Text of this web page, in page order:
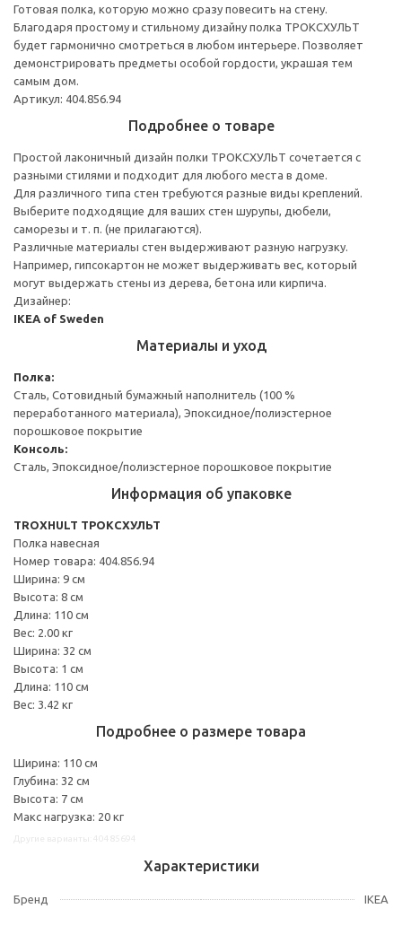
Готовая полка, которую можно сразу повесить на стену.
Благодаря простому и стильному дизайну полка ТРОКСХУЛЬТ
будет гармонично смотреться в любом интерьере. Позволяет
демонстрировать предметы особой гордости, украшая тем
самым дом.
Артикул: 404.856.94
Подробнее о товаре
Простой лаконичный дизайн полки ТРОКСХУЛЬТ сочетается с
разными стилями и подходит для любого места в доме.
Для различного типа стен требуются разные виды креплений.
Выберите подходящие для ваших стен шурупы, дюбели,
саморезы и т. п. (не прилагаются).
Различные материалы стен выдерживают разную нагрузку.
Например, гипсокартон не может выдерживать вес, который
могут выдержать стены из дерева, бетона или кирпича.
Дизайнер:
IKEA of Sweden
Материалы и уход
Полка:
Сталь, Сотовидный бумажный наполнитель (100 %
переработанного материала), Эпоксидное/полиэстерное
порошковое покрытие
Консоль:
Сталь, Эпоксидное/полиэстерное порошковое покрытие
Информация об упаковке
TROXHULT ТРОКСХУЛЬТ
Полка навесная
Номер товара: 404.856.94
Ширина: 9 см
Высота: 8 см
Длина: 110 см
Вес: 2.00 кг
Ширина: 32 см
Высота: 1 см
Длина: 110 см
Вес: 3.42 кг
Подробнее о размере товара
Ширина: 110 см
Глубина: 32 см
Высота: 7 см
Макс нагрузка: 20 кг
Характеристики
Бренд IKEA